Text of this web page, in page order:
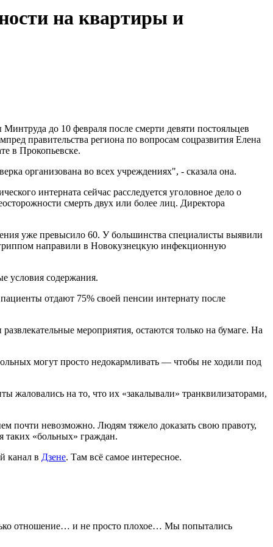
на квартиры и
до 10 февраля после смерти девяти постояльцев
правительства региона по вопросам соцразвития Елена
в Прокопьевске.
организована во всех учреждениях", - сказала она.
интерната сейчас расследуется уголовное дело о
смерть двух или более лиц. Директора
уже превысило 60. У большинства специалисты выявили
направили в Новокузнецкую инфекционную
условия содержания.
отдают 75% своей пенсии интернату после
мероприятия, остаются только на бумаге. На
могут просто недокармливать — чтобы не ходили под
жаловались на то, что их «закалывали» транквилизаторами,
почти невозможно. Людям тяжело доказать свою правоту,
таких «больных» граждан.
канал в Дзене. Там всё самое интересное.
отношение… и не просто плохое… Мы попытались